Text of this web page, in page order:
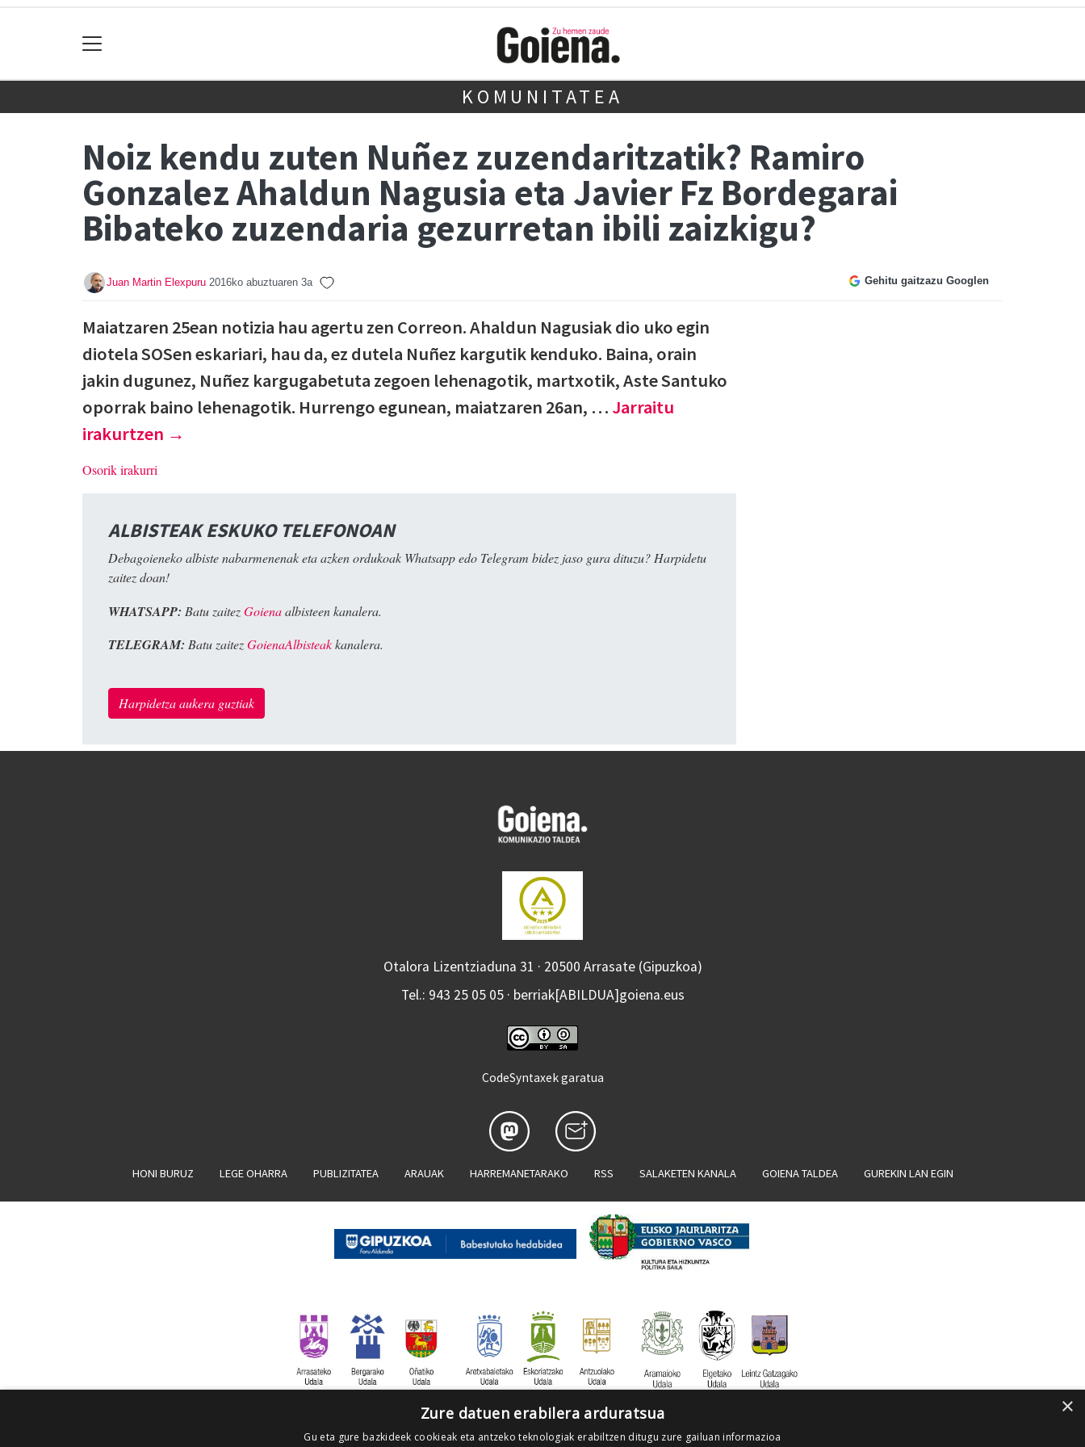
KOMUNITATEA
Noiz kendu zuten Nuñez zuzendaritzatik? Ramiro
Gonzalez Ahaldun Nagusia eta Javier Fz Bordegarai
Bibateko zuzendaria gezurretan ibili zaizkigu?
Juan Martin Elexpuru 2016ko abuztuaren 3a Gehitu gaitzazu Googlen
Maiatzaren 25ean notizia hau agertu zen Correon. Ahaldun Nagusiak dio uko egin
diotela SOSen eskariari, hau da, ez dutela Nuñez kargutik kenduko. Baina, orain
jakin dugunez, Nuñez kargugabetuta zegoen lehenagotik, martxotik, Aste Santuko
oporrak baino lehenagotik. Hurrengo egunean, maiatzaren 26an, … Jarraitu
irakurtzen →
Osorik irakurri
ALBISTEAK ESKUKO TELEFONOAN
Debagoieneko albiste nabarmenenak eta azken ordukoak Whatsapp edo Telegram bidez jaso gura dituzu? Harpidetu
zaitez doan!
WHATSAPP: Batu zaitezGoienaalbisteen kanalera.
TELEGRAM: Batu zaitezGoienaAlbisteakkanalera.
Harpidetza aukera guztiak
Otalora Lizentziaduna 31 · 20500 Arrasate (Gipuzkoa)
Tel.: 943 25 05 05 · berriak[ABILDUA]goiena.eus
CodeSyntaxek garatua
HONI BURUZ LEGE OHARRA PUBLIZITATEA ARAUAK HARREMANETARAKO RSS SALAKETEN KANALA GOIENA TALDEA GUREKIN LAN EGIN
×
Zure datuen erabilera arduratsua
Gu eta gure bazkideek cookieak eta antzeko teknologiak erabiltzen ditugu zure gailuan informazioa